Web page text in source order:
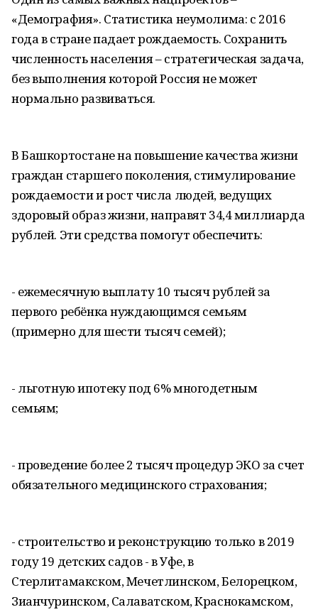
«Демография». Статистика неумолима: с 2016
года в стране падает рождаемость. Сохранить
численность населения – стратегическая задача,
без выполнения которой Россия не может
нормально развиваться.
В Башкортостане на повышение качества жизни
граждан старшего поколения, стимулирование
рождаемости и рост числа людей, ведущих
здоровый образ жизни, направят 34,4 миллиарда
рублей. Эти средства помогут обеспечить:
- ежемесячную выплату 10 тысяч рублей за
первого ребёнка нуждающимся семьям
(примерно для шести тысяч семей);
- льготную ипотеку под 6% многодетным
семьям;
- проведение более 2 тысяч процедур ЭКО за счет
обязательного медицинского страхования;
- строительство и реконструкцию только в 2019
году 19 детских садов - в Уфе, в
Стерлитамакском, Мечетлинском, Белорецком,
Зианчуринском, Салаватском, Краснокамском,